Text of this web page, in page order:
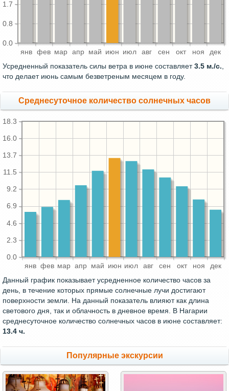
янв фев мар апр май июн июл авг сен окт ноя дек
0.0
0.8
1.7
Усредненный показатель силы ветра в июне составляет3.5 м./с.,
что делает июнь самым безветреным месяцем в году.
Среднесуточное количество солнечных часов
янв фев мар апр май июн июл авг сен окт ноя дек
0.0
2.3
4.6
6.9
9.2
11.5
13.7
16.0
18.3
Данный график показывает усредненное количество часов за
день, в течение которых прямые солнечные лучи достигают
поверхности земли. На данный показатель влияют как длина
светового дня, так и облачность в дневное время. В Нагарии
среднесуточное количество солнечных часов в июне составляет:
13.4 ч.
Популярные экскурсии